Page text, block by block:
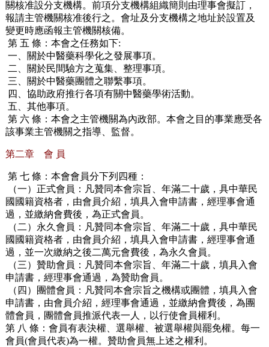
關核准設分支機構。前項分支機構組織簡則由理事會擬訂，
報請主管機關核准後行之。會址及分支機構之地址於設置及
變更時應函報主管機關核備。
第 五 條：本會之任務如下:
一、關於中醫藥科學化之發展事項。
二、關於民間驗方之蒐集、整理事項。
三、關於中醫藥團體之聯繫事項。
四、協助政府推行各項有關中醫藥學術活動。
五、其他事項。
第 六 條：本會之主管機關為內政部。本會之目的事業應受各
該事業主管機關之指導、監督。
第二章 會 員
第 七 條：本會會員分下列四種：
（一）正式會員：凡贊同本會宗旨、年滿二十歲，具中華民
國國籍資格者，由會員介紹，填具入會申請書，經理事會通
過，並繳納會費後，為正式會員。
（二）永久會員：凡贊同本會宗旨、年滿二十歲，具中華民
國國籍資格者，由會員介紹，填具入會申請書，經理事會通
過，並一次繳納之後二萬元會費後，為永久會員。
（三）贊助會員：凡贊同本會宗旨、年滿二十歲，填具入會
申請書，經理事會通過，為贊助會員。
（四）團體會員：凡贊同本會宗旨之機構或團體，填具入會
申請書，由會員介紹，經理事會通過，並繳納會費後，為團
體會員，團體會員推派代表一人，以行使會員權利。
第 八 條：會員有表決權、選舉權、被選舉權與罷免權。每一
會員(會員代表)為一權。贊助會員無上述之權利。